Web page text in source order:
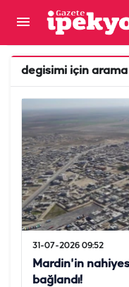
degisimi için arama
31-07-2026 09:52
Mardin'in
bağlandı!